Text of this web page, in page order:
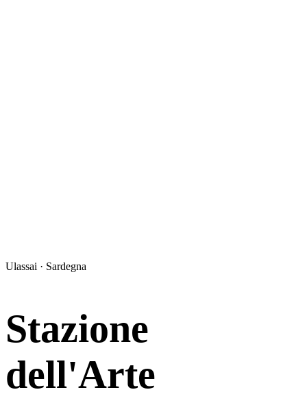
Ulassai · Sardegna
Stazione
dell'Arte